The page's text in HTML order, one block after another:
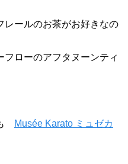
レールのお茶がお好きなの
フローのアフタヌーンティ
Musée Karato ミュゼカ